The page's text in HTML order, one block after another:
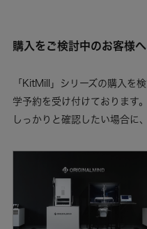
購入をご検討中のお客様へ
「KitMill」シリーズの購入を
学予約を受け付けております
しっかりと確認したい場合に